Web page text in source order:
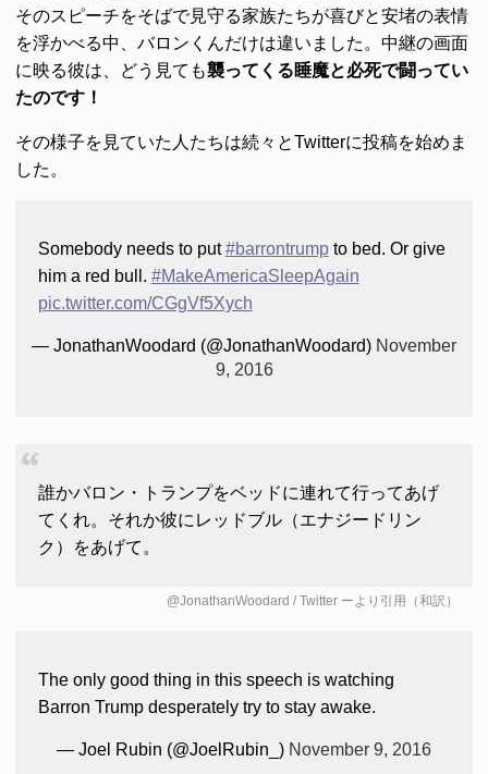
そのスピーチをそばで見守る家族たちが喜びと安堵の表情
を浮かべる中、バロンくんだけは違いました。中継の画面
に映る彼は、どう見ても襲ってくる睡魔と必死で闘ってい
たのです！
その様子を見ていた人たちは続々とTwitterに投稿を始めま
した。
Somebody needs to put#barrontrumpto bed. Or give
him a red bull. #MakeAmericaSleepAgain
pic.twitter.com/CGgVf5Xych
— JonathanWoodard (@JonathanWoodard) November
9, 2016
誰かバロン・トランプをベッドに連れて行ってあげ
てくれ。それか彼にレッドブル（エナジードリン
ク）をあげて。
@JonathanWoodard / Twitter ーより引用（和訳）
The only good thing in this speech is watching
Barron Trump desperately try to stay awake.
— Joel Rubin (@JoelRubin_) November 9, 2016